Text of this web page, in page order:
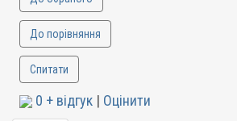
До порівняння
Спитати
0 + відгук| Оцінити